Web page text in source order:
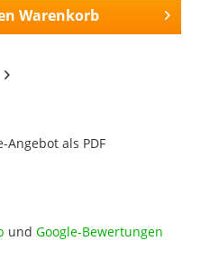
Warenkorb
Angebot als PDF
undGoogle-Bewertungen